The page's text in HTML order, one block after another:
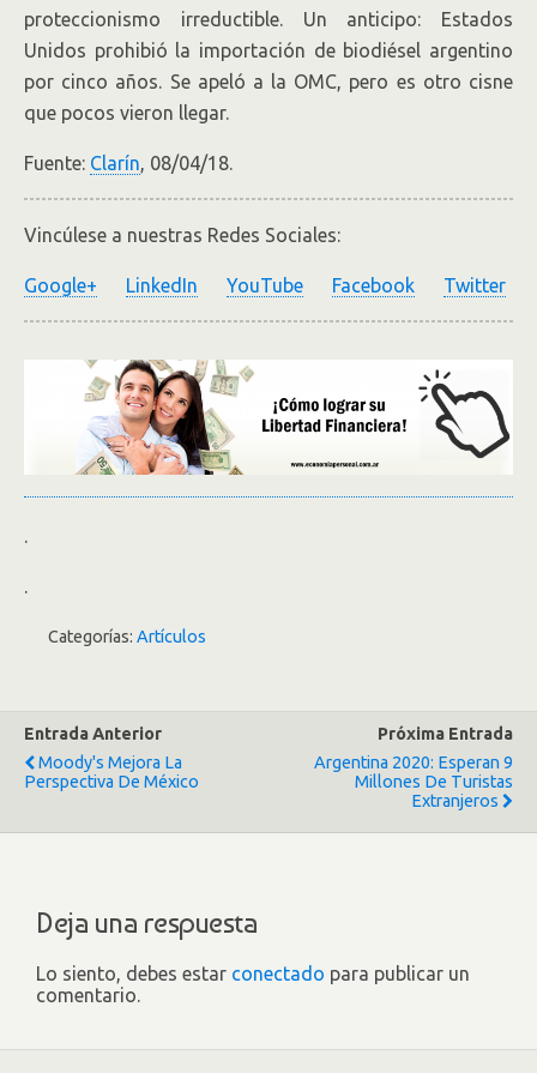
proteccionismo irreductible. Un anticipo: Estados
Unidos prohibió la importación de biodiésel argentino
por cinco años. Se apeló a la OMC, pero es otro cisne
que pocos vieron llegar.
Fuente: Clarín, 08/04/18.
Vincúlese a nuestras Redes Sociales:
Google+ LinkedIn YouTube Facebook Twitter
.
.
Categorías: Artículos
Entrada Anterior
Moody's Mejora La
Perspectiva De México
Próxima Entrada
Argentina 2020: Esperan 9
Millones De Turistas
Extranjeros
Deja una respuesta
Lo siento, debes estar conectado para publicar un
comentario.